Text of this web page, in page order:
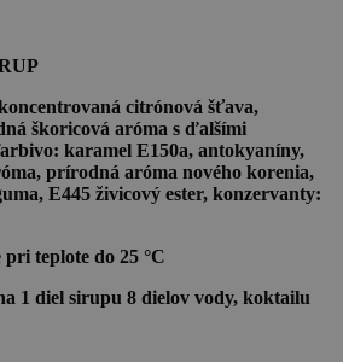
citrónová šťava,
škoricová aróma s ďalšími
karamel E150a, antokyaníny,
prírodná aróma nového korenia,
E445 živicový ester, konzervanty:
teplote do 25 °C
1 diel sirupu 8 dielov vody, koktailu